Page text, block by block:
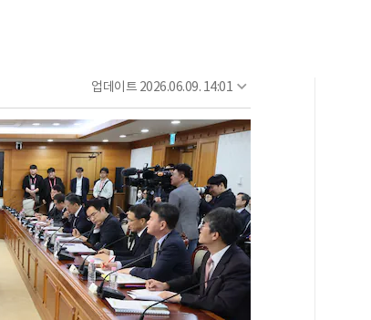
업데이트 2026.06.09. 14:01